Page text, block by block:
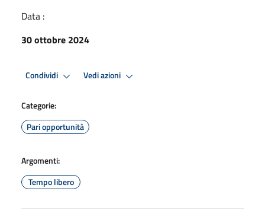
Data :
30 ottobre 2024
Condividi Vedi azioni
Categorie:
Pari opportunità
Argomenti:
Tempo libero